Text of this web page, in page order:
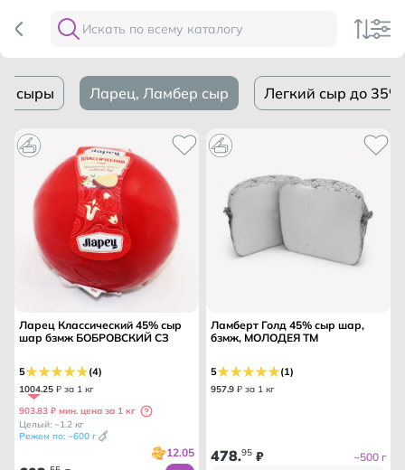
сыры Ларец, Ламбер сыр Легкий сыр до
Ларец Классический 45% сыр
шар бзмж БОБРОВСКИЙ СЗ
5 (4)
1004.25 ₽ за 1 кг
903.83 ₽ мин. цена за 1 кг
Целый: ~1.2 кг
Режем по: ~600 г
12.05
Ламберт Голд 45% сыр шар,
бзмж, МОЛОДЕЯ ТМ
5 (1)
957.9 ₽ за 1 кг
478.95 ₽
~500 г